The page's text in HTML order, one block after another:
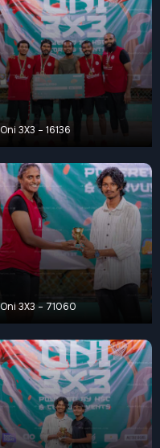
Oni 3X3 – 16136
Oni 3X3 – 71060